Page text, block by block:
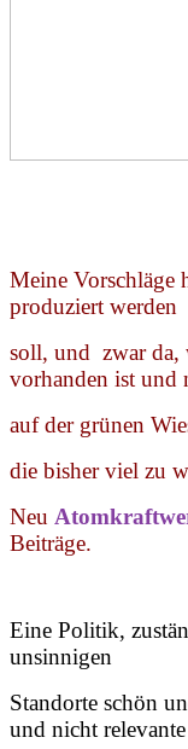
Meine Vorschläge
produziert werden
soll, und zwar da,
vorhanden ist und
auf der grünen
die bisher viel zu
Neu
Beiträge.
Eine Politik,
unsinnigen
Standorte schön
und nicht relevante